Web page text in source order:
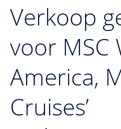
Verkoop
voor MSC
America,
Cruises’